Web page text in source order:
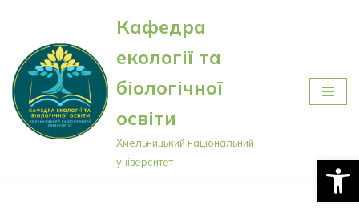
Перейти
до
вмісту
Кафедра
екології та
біологічної
освіти
Хмельницький національний
університет